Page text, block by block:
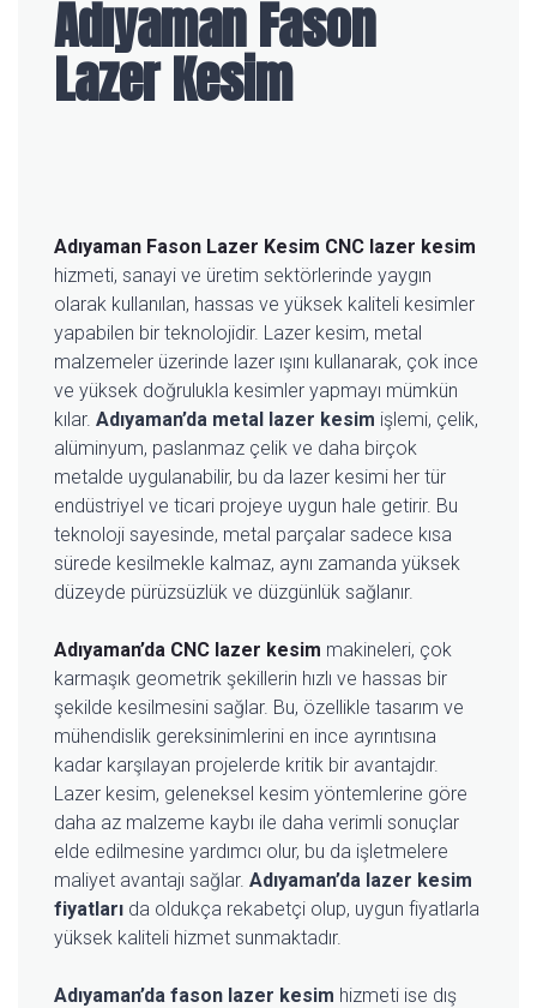
Adıyaman Fason
Lazer Kesim
Adıyaman Fason Lazer Kesim CNC lazer kesim
hizmeti, sanayi ve üretim sektörlerinde yaygın
olarak kullanılan, hassas ve yüksek kaliteli kesimler
yapabilen bir teknolojidir. Lazer kesim, metal
malzemeler üzerinde lazer ışını kullanarak, çok ince
ve yüksek doğrulukla kesimler yapmayı mümkün
kılar. Adıyaman’da metal lazer kesim işlemi, çelik,
alüminyum, paslanmaz çelik ve daha birçok
metalde uygulanabilir, bu da lazer kesimi her tür
endüstriyel ve ticari projeye uygun hale getirir. Bu
teknoloji sayesinde, metal parçalar sadece kısa
sürede kesilmekle kalmaz, aynı zamanda yüksek
düzeyde pürüzsüzlük ve düzgünlük sağlanır.
Adıyaman’da CNC lazer kesim makineleri, çok
karmaşık geometrik şekillerin hızlı ve hassas bir
şekilde kesilmesini sağlar. Bu, özellikle tasarım ve
mühendislik gereksinimlerini en ince ayrıntısına
kadar karşılayan projelerde kritik bir avantajdır.
Lazer kesim, geleneksel kesim yöntemlerine göre
daha az malzeme kaybı ile daha verimli sonuçlar
elde edilmesine yardımcı olur, bu da işletmelere
maliyet avantajı sağlar. Adıyaman’da lazer kesim
fiyatları da oldukça rekabetçi olup, uygun fiyatlarla
yüksek kaliteli hizmet sunmaktadır.
Adıyaman’da fason lazer kesim hizmeti ise dış